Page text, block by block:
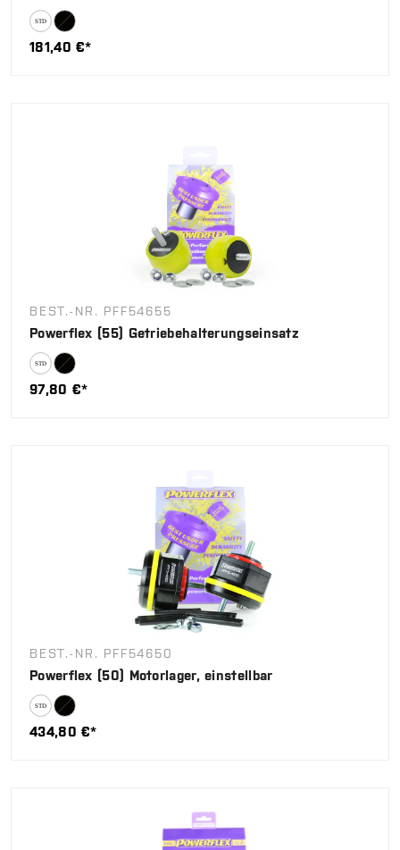
181,40 €*
BEST.-NR. PFF54655
Powerflex (55) Getriebehalterungseinsatz
97,80 €*
BEST.-NR. PFF54650
Powerflex (50) Motorlager, einstellbar
434,80 €*